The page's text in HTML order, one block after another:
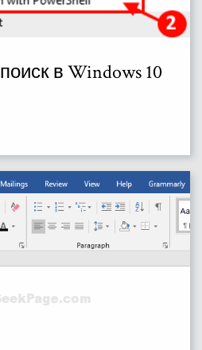
в Windows 10